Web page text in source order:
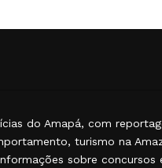
do Amapá, com
turismo na
sobre concursos